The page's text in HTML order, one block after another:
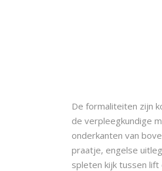
De formaliteiten zijn
de verpleegkundige
onderkanten van
praatje, engelse
spleten kijk tussen